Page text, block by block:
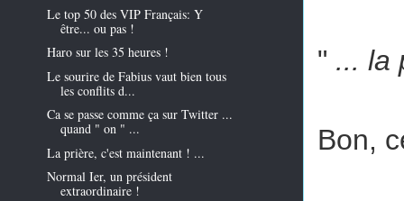
" ... la
Bon,
Le top 50 des VIP Français: Y
être... ou pas !
Haro sur les 35 heures !
Le sourire de Fabius vaut bien tous
les conflits d...
Ca se passe comme ça sur Twitter ...
quand " on " ...
La prière, c'est maintenant ! ...
Normal Ier, un président
extraordinaire !